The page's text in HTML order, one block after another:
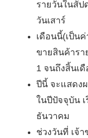
รายวันในสัป
วันเสาร์
เดือนนี้(เป็น
ขายสินค้ารา
1 จนถึงสิ้นเ
ปีนี้ จะแสดง
ในปีปัจจุบัน
ธันวาคม
ช่วงวันที่ เจ้า